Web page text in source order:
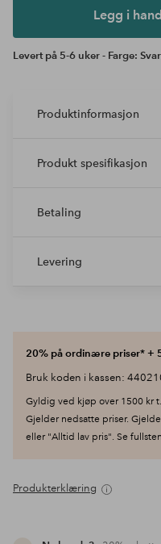
Legg i
Levert på 5-6 uker - Farge:
Produktinformasjon
Produkt spesifikasjon
Betaling
Levering
20% på ordinære priser* +
Bruk koden i kassen:
Gyldig ved kjøp over 1500 kr
Gjelder nedsatte priser.
eller "Alltid lav pris". Se
Produkterklæring